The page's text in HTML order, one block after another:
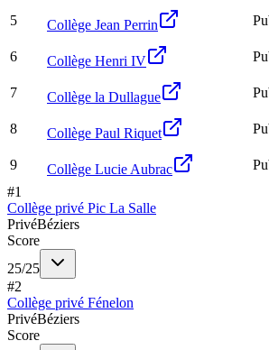
5 Collège Jean Perrin
6 Collège Henri IV
7 Collège la Dullague
8 Collège Paul Riquet
9 Collège Lucie Aubrac
#1
Collège privé Pic La Salle
PrivéBéziers
Score
25/25
#2
Collège privé Fénelon
PrivéBéziers
Score